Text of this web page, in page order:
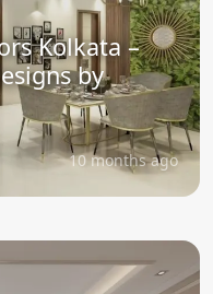
Kolkata –
by
10 months ago